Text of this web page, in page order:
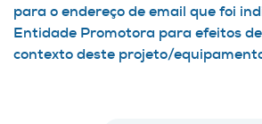
para o endereço de email que foi
Entidade Promotora para efeitos
contexto deste projeto/